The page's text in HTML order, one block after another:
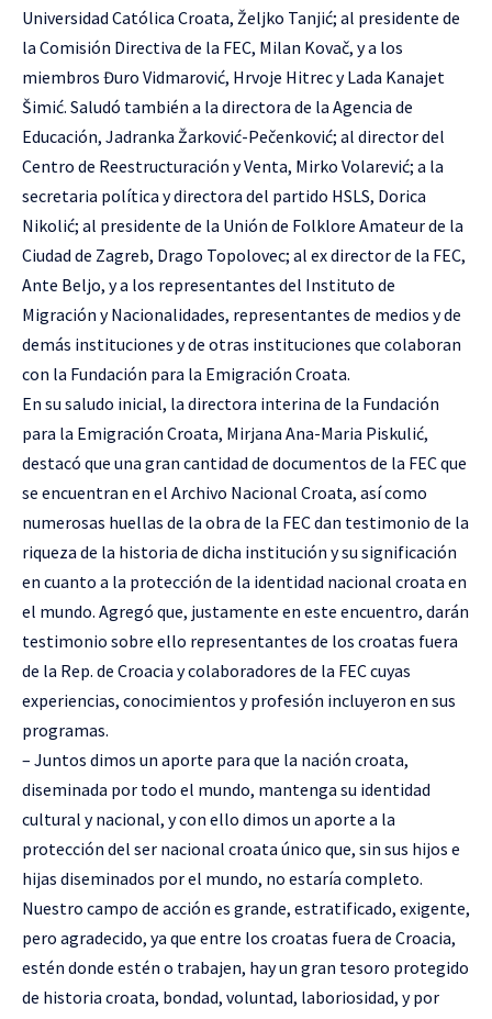
Universidad Católica Croata, Željko Tanjić; al presidente de
la Comisión Directiva de la FEC, Milan Kovač, y a los
miembros Đuro Vidmarović, Hrvoje Hitrec y Lada Kanajet
Šimić. Saludó también a la directora de la Agencia de
Educación, Jadranka Žarković-Pečenković; al director del
Centro de Reestructuración y Venta, Mirko Volarević; a la
secretaria política y directora del partido HSLS, Dorica
Nikolić; al presidente de la Unión de Folklore Amateur de la
Ciudad de Zagreb, Drago Topolovec; al ex director de la FEC,
Ante Beljo, y a los representantes del Instituto de
Migración y Nacionalidades, representantes de medios y de
demás instituciones y de otras instituciones que colaboran
con la Fundación para la Emigración Croata.
En su saludo inicial, la directora interina de la Fundación
para la Emigración Croata, Mirjana Ana-Maria Piskulić,
destacó que una gran cantidad de documentos de la FEC que
se encuentran en el Archivo Nacional Croata, así como
numerosas huellas de la obra de la FEC dan testimonio de la
riqueza de la historia de dicha institución y su significación
en cuanto a la protección de la identidad nacional croata en
el mundo. Agregó que, justamente en este encuentro, darán
testimonio sobre ello representantes de los croatas fuera
de la Rep. de Croacia y colaboradores de la FEC cuyas
experiencias, conocimientos y profesión incluyeron en sus
programas.
– Juntos dimos un aporte para que la nación croata,
diseminada por todo el mundo, mantenga su identidad
cultural y nacional, y con ello dimos un aporte a la
protección del ser nacional croata único que, sin sus hijos e
hijas diseminados por el mundo, no estaría completo.
Nuestro campo de acción es grande, estratificado, exigente,
pero agradecido, ya que entre los croatas fuera de Croacia,
estén donde estén o trabajen, hay un gran tesoro protegido
de historia croata, bondad, voluntad, laboriosidad, y por